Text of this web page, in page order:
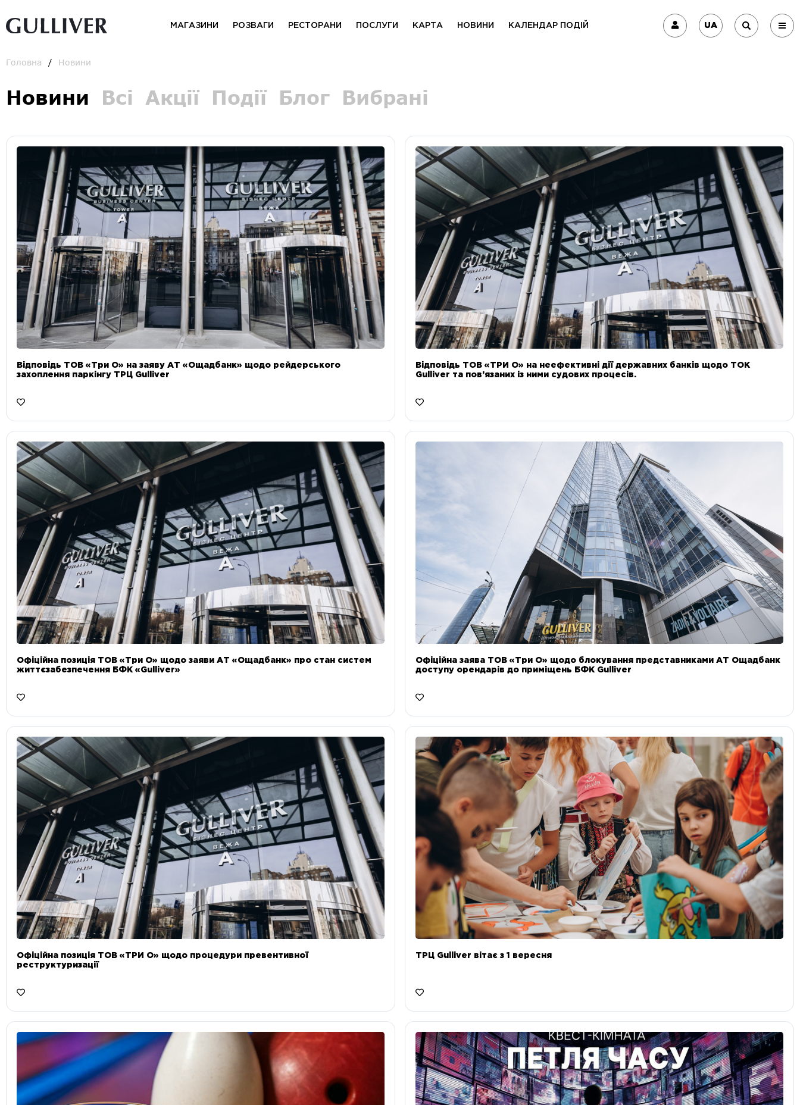
МАГАЗИНИ РОЗВАГИ РЕСТОРАНИ ПОСЛУГИ КАРТА НОВИНИ КАЛЕНДАР ПОДІЙ UA
Головна Новини
Новини Всі Акції Події Блог Вибрані
Відповідь ТОВ «Три О» на заяву АТ «Ощадбанк» щодо рейдерського
захоплення паркінгу ТРЦ Gulliver
Відповідь ТОВ «ТРИ О» на неефективні дії державних банків щодо ТОК
Gulliver та пов’язаних із ними судових процесів.
Офіційна позиція ТОВ «Три О» щодо заяви АТ «Ощадбанк» про стан систем
життєзабезпечення БФК «Gulliver»
Офіційна заява ТОВ «Три О» щодо блокування представниками АТ Ощадбанк
доступу орендарів до приміщень БФК Gulliver
Офіційна позиція ТОВ «ТРИ О» щодо процедури превентивної
реструктуризації
ТРЦ Gulliver вітає з 1 вересня